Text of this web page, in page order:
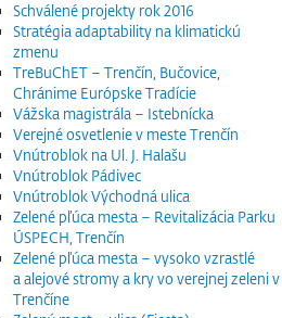
Schválené projekty rok 2016
Stratégia adaptability na klimatickú
zmenu
TreBuChET – Trenčín, Bučovice,
Chránime Európske Tradície
Vážska magistrála – Istebnícka
Verejné osvetlenie v meste Trenčín
Vnútroblok na Ul. J. Halašu
Vnútroblok Pádivec
Vnútroblok Východná ulica
Zelené pľúca mesta – Revitalizácia Parku
ÚSPECH, Trenčín
Zelené pľúca mesta – vysoko vzrastlé
a alejové stromy a kry vo verejnej zeleni v
Trenčíne